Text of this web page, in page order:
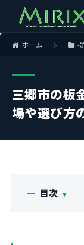
ホーム
三郷市の板
場や選び方
目次